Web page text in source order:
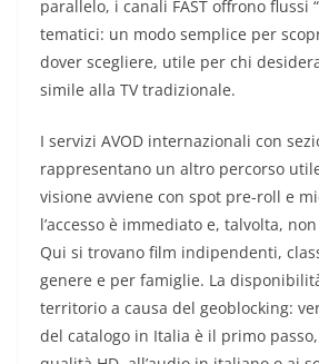
parallelo, i canali FAST offrono flussi
tematici: un modo semplice per
dover scegliere, utile per chi
simile alla TV tradizionale.
I servizi AVOD internazionali con
rappresentano un altro percorso
visione avviene con spot pre-roll e
l’accesso è immediato e, talvolta,
Qui si trovano film indipendenti,
genere e per famiglie. La
territorio a causa del geoblocking:
del catalogo in Italia è il primo